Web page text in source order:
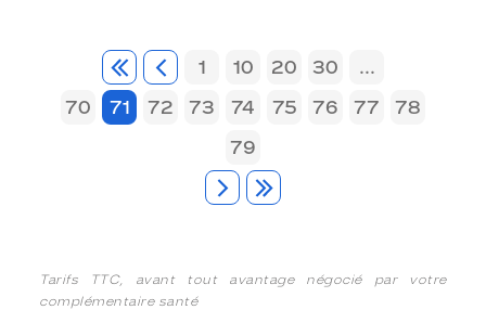
1 10 20 30
...
70
71 72 73 74 75 76 77
78
79
Tarifs TTC, avant tout avantage négocié par votre
complémentaire santé